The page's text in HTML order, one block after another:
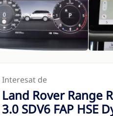
Interesat de
Land Rover Range
3.0 SDV6 FAP HSE